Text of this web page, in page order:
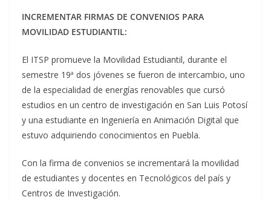
INCREMENTAR FIRMAS DE CONVENIOS PARA
MOVILIDAD ESTUDIANTIL:
El ITSP promueve la Movilidad Estudiantil, durante el
semestre 19ª dos jóvenes se fueron de intercambio, uno
de la especialidad de energías renovables que cursó
estudios en un centro de investigación en San Luis Potosí
y una estudiante en Ingeniería en Animación Digital que
estuvo adquiriendo conocimientos en Puebla.
Con la firma de convenios se incrementará la movilidad
de estudiantes y docentes en Tecnológicos del país y
Centros de Investigación.